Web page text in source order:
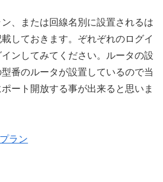
、または回線名別に設置されるは
しておきます。ぞれぞれのログイ
ンしてみてください。ルータの設
番のルータが設置しているので当
ート開放する事が出来ると思いま
ラン